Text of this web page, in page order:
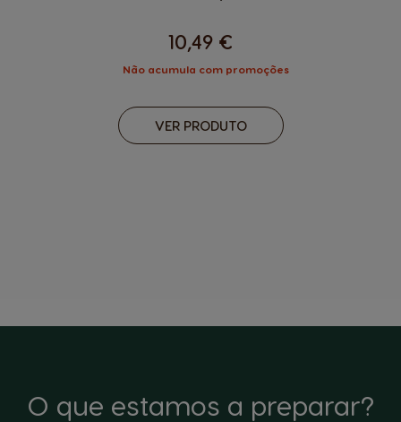
10,49 €
Não acumula com promoções
VER PRODUTO
O que estamos a preparar?